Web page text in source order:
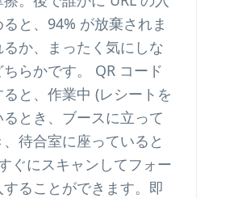
と、94% が放棄されま
か、まったく気にしな
らかです。 QR コード
ると、作業中 (レシートを
とき、ブースに立って
待合室に座っていると
ぐにスキャンしてフォー
ることができます。即